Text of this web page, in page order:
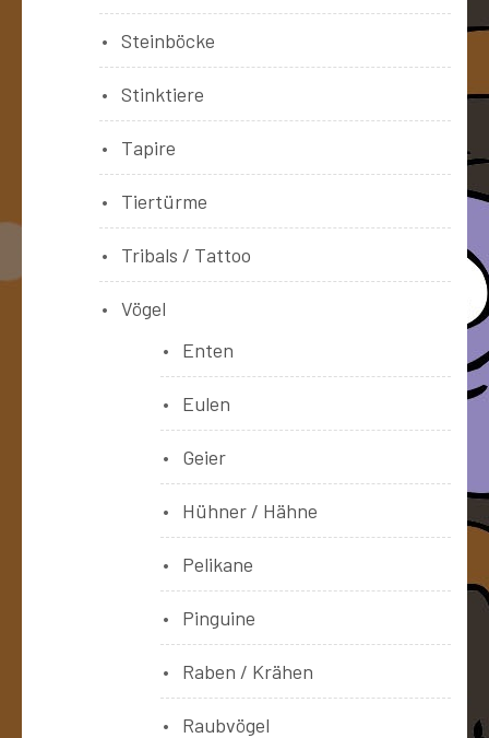
Steinböcke
Stinktiere
Tapire
Tiertürme
Tribals / Tattoo
Vögel
Enten
Eulen
Geier
Hühner / Hähne
Pelikane
Pinguine
Raben / Krähen
Raubvögel